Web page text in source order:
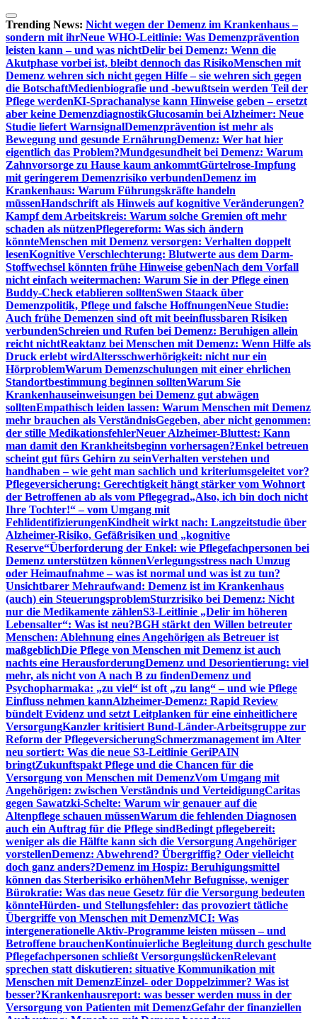
Zum
Inhalt
springen
Trending News: Nicht wegen der Demenz im Krankenhaus –
sondern mit ihrNeue WHO-Leitlinie: Was Demenzprävention
leisten kann – und was nichtDelir bei Demenz: Wenn die
Akutphase vorbei ist, bleibt dennoch das RisikoMenschen mit
Demenz wehren sich nicht gegen Hilfe – sie wehren sich gegen
die BotschaftMedienbiografie und -bewußtsein werden Teil der
Pflege werdenKI-Sprachanalyse kann Hinweise geben – ersetzt
aber keine DemenzdiagnostikGlucosamin bei Alzheimer: Neue
Studie liefert WarnsignalDemenzprävention ist mehr als
Bewegung und gesunde ErnährungDemenz: Wer hat hier
eigentlich das Problem?Mundgesundheit bei Demenz: Warum
Zahnvorsorge zu Hause kaum ankommtGürtelrose-Impfung
mit geringerem Demenzrisiko verbundenDemenz im
Krankenhaus: Warum Führungskräfte handeln
müssenHandschrift als Hinweis auf kognitive Veränderungen?
Kampf dem Arbeitskreis: Warum solche Gremien oft mehr
schaden als nützenPflegereform: Was sich ändern
könnteMenschen mit Demenz versorgen: Verhalten doppelt
lesenKognitive Verschlechterung: Blutwerte aus dem Darm-
Stoffwechsel könnten frühe Hinweise gebenNach dem Vorfall
nicht einfach weitermachen: Warum Sie in der Pflege einen
Buddy-Check etablieren solltenSwen Staack über
Demenzpolitik, Pflege und falsche HoffnungenNeue Studie:
Auch frühe Demenzen sind oft mit beeinflussbaren Risiken
verbundenSchreien und Rufen bei Demenz: Beruhigen allein
reicht nichtReaktanz bei Menschen mit Demenz: Wenn Hilfe als
Druck erlebt wirdAltersschwerhörigkeit: nicht nur ein
HörproblemWarum Demenzschulungen mit einer ehrlichen
Standortbestimmung beginnen solltenWarum Sie
Krankenhauseinweisungen bei Demenz gut abwägen
solltenEmpathisch leiden lassen: Warum Menschen mit Demenz
mehr brauchen als VerständnisGegeben, aber nicht genommen:
der stille MedikationsfehlerNeuer Alzheimer-Bluttest: Kann
man damit den Krankheitsbeginn vorhersagen?Enkel betreuen
scheint gut fürs Gehirn zu seinVerhalten verstehen und
handhaben – wie geht man sachlich und kriteriumsgeleitet vor?
Pflegeversicherung: Gerechtigkeit hängt stärker vom Wohnort
der Betroffenen ab als vom Pflegegrad„Also, ich bin doch nicht
Ihre Tochter!“ – vom Umgang mit
FehlidentifizierungenKindheit wirkt nach: Langzeitstudie über
Alzheimer-Risiko, Gefäßrisiken und „kognitive
Reserve“Überforderung der Enkel: wie Pflegefachpersonen bei
Demenz unterstützen könnenVerlegungsstress nach Umzug
oder Heimaufnahme – was ist normal und was ist zu tun?
Unsichtbarer Mehraufwand: Demenz ist im Krankenhaus
(auch) ein SteuerungsproblemSturzrisiko bei Demenz: Nicht
nur die Medikamente zählenS3-Leitlinie „Delir im höheren
Lebensalter“: Was ist neu?BGH stärkt den Willen betreuter
Menschen: Ablehnung eines Angehörigen als Betreuer ist
maßgeblichDie Pflege von Menschen mit Demenz ist auch
nachts eine HerausforderungDemenz und Desorientierung: viel
mehr, als nicht von A nach B zu findenDemenz und
Psychopharmaka: „zu viel“ ist oft „zu lang“ – und wie Pflege
Einfluss nehmen kannAlzheimer-Demenz: Rapid Review
bündelt Evidenz und setzt Leitplanken für eine einheitlichere
VersorgungKanzler kritisiert Bund-Länder-Arbeitsgruppe zur
Reform der PflegeversicherungSchmerzmanagement im Alter
neu sortiert: Was die neue S3-Leitlinie GeriPAIN
bringtZukunftspakt Pflege und die Chancen für die
Versorgung von Menschen mit DemenzVom Umgang mit
Angehörigen: zwischen Verständnis und VerteidigungCaritas
gegen Sawatzki-Schelte: Warum wir genauer auf die
Altenpflege schauen müssenWarum die fehlenden Diagnosen
auch ein Auftrag für die Pflege sindBedingt pflegebereit:
weniger als die Hälfte kann sich die Versorgung Angehöriger
vorstellenDemenz: Abwehrend? Übergriffig? Oder vielleicht
doch ganz anders?Demenz im Hospiz: Beruhigungsmittel
können das Sterberisiko erhöhenMehr Befugnisse, weniger
Bürokratie: Was das neue Gesetz für die Versorgung bedeuten
könnteHürden- und Stellungsfehler: das provoziert tätliche
Übergriffe von Menschen mit DemenzMCI: Was
intergenerationelle Aktiv-Programme leisten müssen – und
Betroffene brauchenKontinuierliche Begleitung durch geschulte
Pflegefachpersonen schließt VersorgungslückenRelevant
sprechen statt diskutieren: situative Kommunikation mit
Menschen mit DemenzEinzel- oder Doppelzimmer? Was ist
besser?Krankenhausreport: was besser werden muss in der
Versorgung von Patienten mit DemenzGefahr der finanziellen